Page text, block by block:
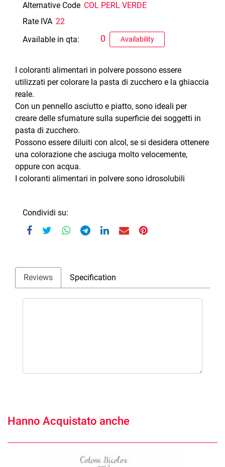
Alternative Code COL PERL VERDE
Rate IVA 22
Available in qta:
Availability
0
I coloranti alimentari in polvere possono essere
utilizzati per colorare la pasta di zucchero e la ghiaccia
reale.
Con un pennello asciutto e piatto, sono ideali per
creare delle sfumature sulla superficie dei soggetti in
pasta di zucchero.
Possono essere diluiti con alcol, se si desidera ottenere
una colorazione che asciuga molto velocemente,
oppure con acqua.
I coloranti alimentari in polvere sono idrosolubili
Condividi su:
Reviews Specification
Hanno Acquistato anche